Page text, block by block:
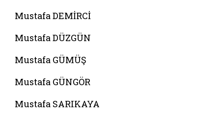
Mustafa DEMİRCİ
Mustafa DÜZGÜN
Mustafa GÜMÜŞ
Mustafa GÜNGÖR
Mustafa SARIKAYA